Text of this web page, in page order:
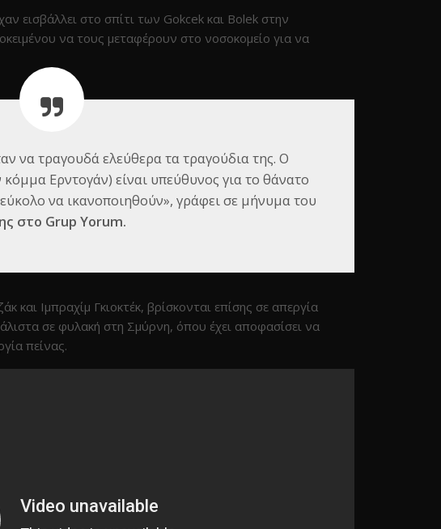
εισβάλλει στο σπίτι των Gokcek και Bolek στην
να τους μεταφέρουν στο νοσοκομείο για να
να τραγουδά ελεύθερα τα τραγούδια της. Ο
Ερντογάν) είναι υπεύθυνος για το θάνατο
να ικανοποιηθούν», γράφει σε μήνυμα του
στο Grup Yorum.
Ιμπραχίμ Γκιοκτέκ, βρίσκονται επίσης σε απεργία
σε φυλακή στη Σμύρνη, όπου έχει αποφασίσει να
πείνας.